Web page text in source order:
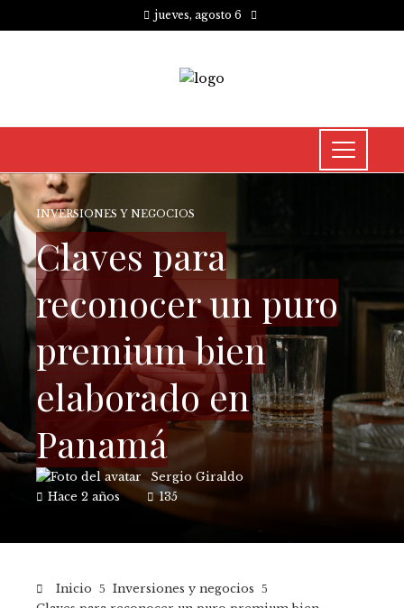
jueves, agosto 6
INVERSIONES Y NEGOCIOS
Claves para
reconocer un puro
premium bien
elaborado en
Panamá
Sergio Giraldo
Hace 2 años
135
Inicio
Inversiones y negocios